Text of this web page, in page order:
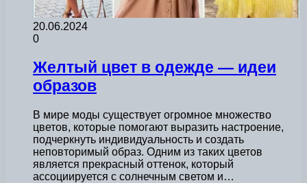
20.06.2024
0
Желтый цвет в одежде — идеи
образов
В мире моды существует огромное множество
цветов, которые помогают выразить настроение,
подчеркнуть индивидуальность и создать
неповторимый образ. Одним из таких цветов
является прекрасный оттенок, который
ассоциируется с солнечным светом и…